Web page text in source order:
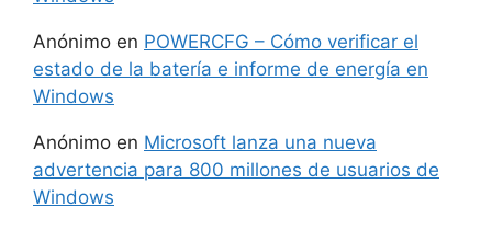
Anónimo en POWERCFG – Cómo verificar el
estado de la batería e informe de energía en
Windows
Anónimo en Microsoft lanza una nueva
advertencia para 800 millones de usuarios de
Windows